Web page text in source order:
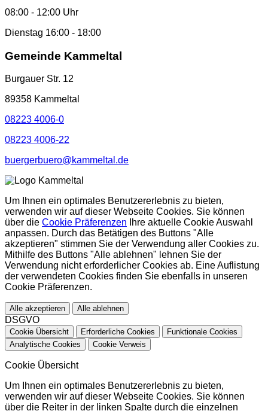
08:00 - 12:00 Uhr
Dienstag 16:00 - 18:00
Gemeinde Kammeltal
Burgauer Str. 12
89358 Kammeltal
08223 4006-0
08223 4006-22
buergerbuero@kammeltal.de
Um Ihnen ein optimales Benutzererlebnis zu bieten,
verwenden wir auf dieser Webseite Cookies. Sie können
über die Cookie Präferenzen Ihre aktuelle Cookie Auswahl
anpassen. Durch das Betätigen des Buttons "Alle
akzeptieren" stimmen Sie der Verwendung aller Cookies zu.
Mithilfe des Buttons "Alle ablehnen" lehnen Sie der
Verwendung nicht erforderlicher Cookies ab. Eine Auflistung
der verwendeten Cookies finden Sie ebenfalls in unseren
Cookie Präferenzen.
Alle akzeptieren Alle ablehnen
DSGVO
Cookie Übersicht Erforderliche Cookies
Funktionale Cookies
Analytische Cookies
Cookie Verweis
Cookie Übersicht
Um Ihnen ein optimales Benutzererlebnis zu bieten,
verwenden wir auf dieser Webseite Cookies. Sie können
über die Reiter in der linken Spalte durch die einzelnen